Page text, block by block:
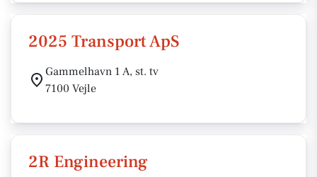
2025 Transport ApS
Gammelhavn 1 A, st. tv
7100 Vejle
2R Engineering